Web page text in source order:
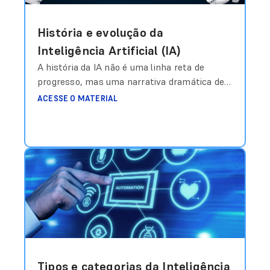
História e evolução da
Inteligência Artificial (IA)
A história da IA não é uma linha reta de
progresso, mas uma narrativa dramática de
euforia, decepção e renascimento.
Alan Turing e seu artigo seminal de 1950,
“Computing Machinery and Intelligence”,
onde propôs oLer mais
ACESSE O MATERIAL
Tipos e categorias da Inteligência